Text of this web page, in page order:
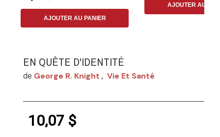
AJOUTER AU PANIER
AJOUTER AU
EN QUÊTE D'IDENTITÉ
de George R. Knight , Vie Et Santé
10,07 $